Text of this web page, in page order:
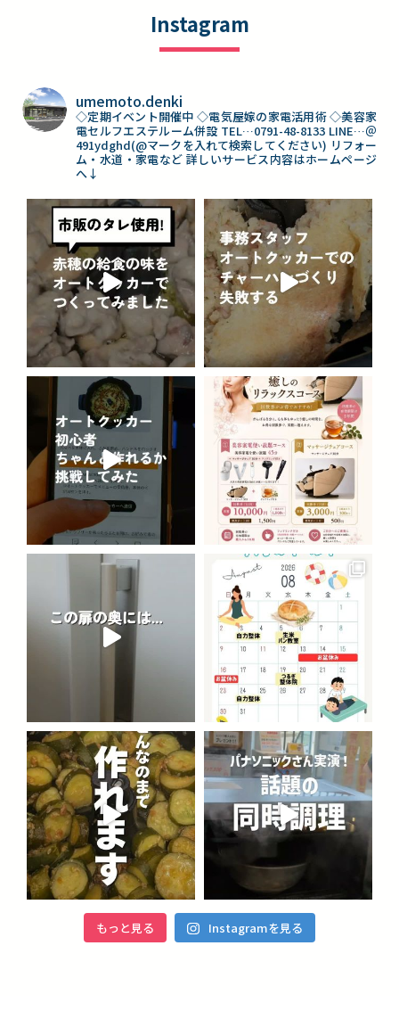
Instagram
umemoto.denki
◇定期イベント開催中 ◇電気屋嫁の家電活用術◇美容家
電セルフエステルーム併設 TEL…0791-48-8133 LINE…＠
491ydghd(@マークを入れて検索してください) リフォー
ム・水道・家電など 詳しいサービス内容はホームページ
へ↓
もっと見る Instagramを見る